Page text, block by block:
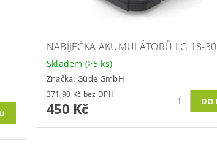
NABÍJEČKA AKUMULÁTORŮ LG 18-30
Skladem(>5 ks)
Značka:Güde GmbH
371,90 Kč bez DPH
450 Kč